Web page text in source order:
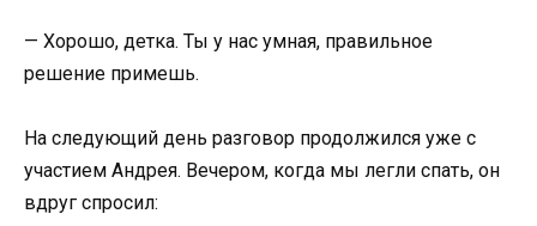
— Хорошо, детка. Ты у нас умная, правильное
решение примешь.
На следующий день разговор продолжился уже с
участием Андрея. Вечером, когда мы легли спать, он
вдруг спросил: